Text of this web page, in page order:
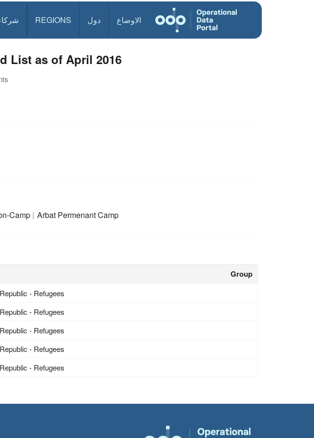
الاوضاع دول REGIONS
List as of April 2016
Camp Arbat Permenant Camp
Group
- Refugees
- Refugees
- Refugees
- Refugees
- Refugees